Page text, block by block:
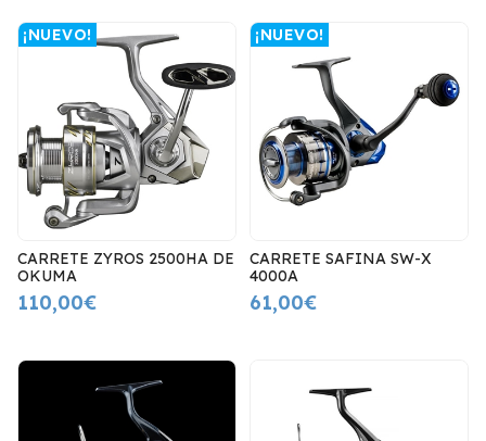
¡NUEVO!
CARRETE ZYROS 2500HA DE
OKUMA
110,00€
¡NUEVO!
CARRETE SAFINA SW-X
4000A
61,00€